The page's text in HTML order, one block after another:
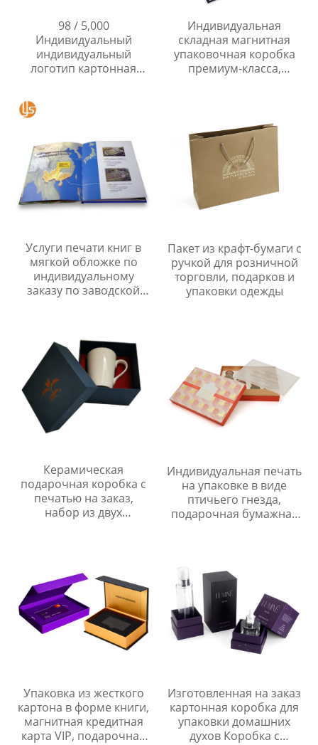
98 / 5,000
Индивидуальный
индивидуальный
логотип картонная
ремешок для часов
со вставкой
Индивидуальная
складная магнитная
упаковочная коробка
премиум-класса,
Услуги печати книг в
мягкой обложке по
индивидуальному
заказу по заводской
Пакет из крафт-бумаги с
ручкой для розничной
торговли, подарков и
упаковки одежды
Керамическая
подарочная коробка с
печатью на заказ,
набор из двух
чашки с губчатой
подкладкой
Индивидуальная печать
на упаковке в виде
птичьего гнезда,
подарочная бумажная
упаковочная коробка
Упаковка из жесткого
картона в форме книги,
магнитная кредитная
карта VIP, подарочная
Изготовленная на заказ
картонная коробка для
упаковки домашних
духов Коробка с